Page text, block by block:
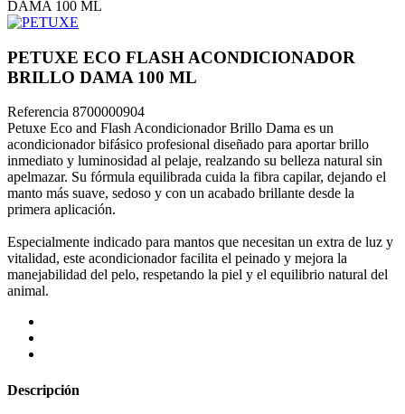
PETUXE ECO FLASH ACONDICIONADOR
BRILLO DAMA 100 ML
Referencia 8700000904
Petuxe Eco and Flash Acondicionador Brillo Dama es un
acondicionador bifásico profesional diseñado para aportar brillo
inmediato y luminosidad al pelaje, realzando su belleza natural sin
apelmazar. Su fórmula equilibrada cuida la fibra capilar, dejando el
manto más suave, sedoso y con un acabado brillante desde la
primera aplicación.
Especialmente indicado para mantos que necesitan un extra de luz y
vitalidad, este acondicionador facilita el peinado y mejora la
manejabilidad del pelo, respetando la piel y el equilibrio natural del
animal.
Descripción